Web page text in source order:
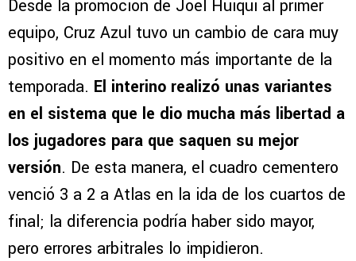
Desde la promoción de Joel Huiqui al primer
equipo, Cruz Azul tuvo un cambio de cara muy
positivo en el momento más importante de la
temporada. El interino realizó unas variantes
en el sistema que le dio mucha más libertad a
los jugadores para que saquen su mejor
versión. De esta manera, el cuadro cementero
venció 3 a 2 a Atlas en la ida de los cuartos de
final; la diferencia podría haber sido mayor,
pero errores arbitrales lo impidieron.